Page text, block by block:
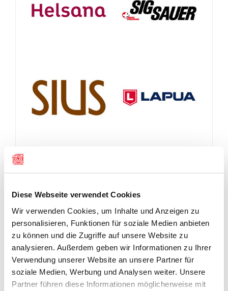
Diese Webseite verwendet Cookies
Wir verwenden Cookies, um Inhalte und Anzeigen zu
personalisieren, Funktionen für soziale Medien anbieten
zu können und die Zugriffe auf unsere Website zu
analysieren. Außerdem geben wir Informationen zu Ihrer
Verwendung unserer Website an unsere Partner für
soziale Medien, Werbung und Analysen weiter. Unsere
Partner führen diese Informationen möglicherweise mit